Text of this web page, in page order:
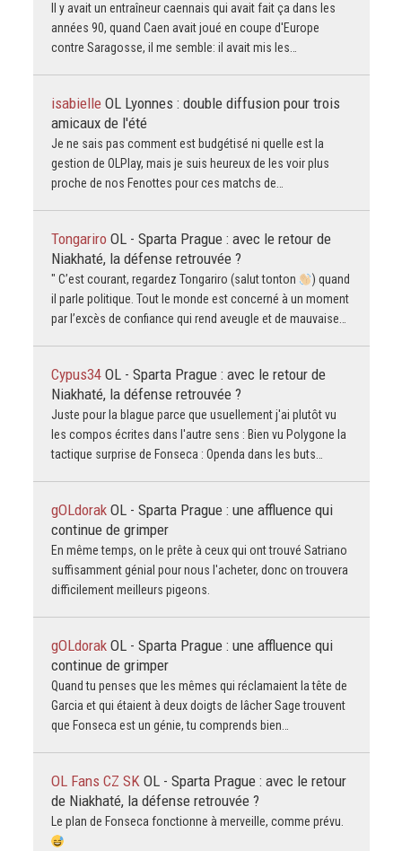
Il y avait un entraîneur caennais qui avait fait ça dans les
années 90, quand Caen avait joué en coupe d'Europe
contre Saragosse, il me semble: il avait mis les…
isabielle OL Lyonnes : double diffusion pour trois
amicaux de l'été
Je ne sais pas comment est budgétisé ni quelle est la
gestion de OLPlay, mais je suis heureux de les voir plus
proche de nos Fenottes pour ces matchs de…
Tongariro OL - Sparta Prague : avec le retour de
Niakhaté, la défense retrouvée ?
" C’est courant, regardez Tongariro (salut tonton
) quand
il parle politique. Tout le monde est concerné à un moment
par l’excès de confiance qui rend aveugle et de mauvaise…
Cypus34 OL - Sparta Prague : avec le retour de
Niakhaté, la défense retrouvée ?
Juste pour la blague parce que usuellement j'ai plutôt vu
les compos écrites dans l'autre sens : Bien vu Polygone la
tactique surprise de Fonseca : Openda dans les buts…
gOLdorak OL - Sparta Prague : une affluence qui
continue de grimper
En même temps, on le prête à ceux qui ont trouvé Satriano
suffisamment génial pour nous l'acheter, donc on trouvera
difficilement meilleurs pigeons.
gOLdorak OL - Sparta Prague : une affluence qui
continue de grimper
Quand tu penses que les mêmes qui réclamaient la tête de
Garcia et qui étaient à deux doigts de lâcher Sage trouvent
que Fonseca est un génie, tu comprends bien…
OL Fans CZ SK OL - Sparta Prague : avec le retour
de Niakhaté, la défense retrouvée ?
Le plan de Fonseca fonctionne à merveille, comme prévu.